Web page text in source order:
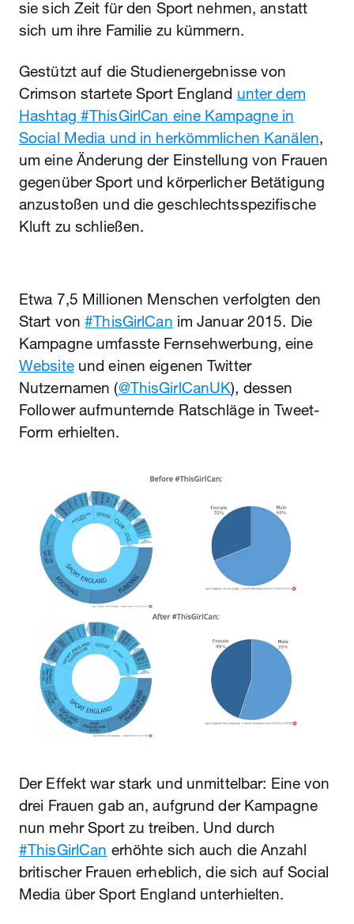
sie sich Zeit für den Sport nehmen, anstatt
sich um ihre Familie zu kümmern.
Gestützt auf die Studienergebnisse von
Crimson startete Sport England unter dem
Hashtag #ThisGirlCan eine Kampagne in
Social Media und in herkömmlichen Kanälen,
um eine Änderung der Einstellung von Frauen
gegenüber Sport und körperlicher Betätigung
anzustoßen und die geschlechtsspezifische
Kluft zu schließen.
Etwa 7,5 Millionen Menschen verfolgten den
Start von#ThisGirlCan im Januar 2015. Die
Kampagne umfasste Fernsehwerbung, eine
Websiteund einen eigenen Twitter
Nutzernamen (@ThisGirlCanUK), dessen
Follower aufmunternde Ratschläge in Tweet-
Form erhielten.
Der Effekt war stark und unmittelbar: Eine von
drei Frauen gab an, aufgrund der Kampagne
nun mehr Sport zu treiben. Und durch
#ThisGirlCan erhöhte sich auch die Anzahl
britischer Frauen erheblich, die sich auf Social
Media über Sport England unterhielten.